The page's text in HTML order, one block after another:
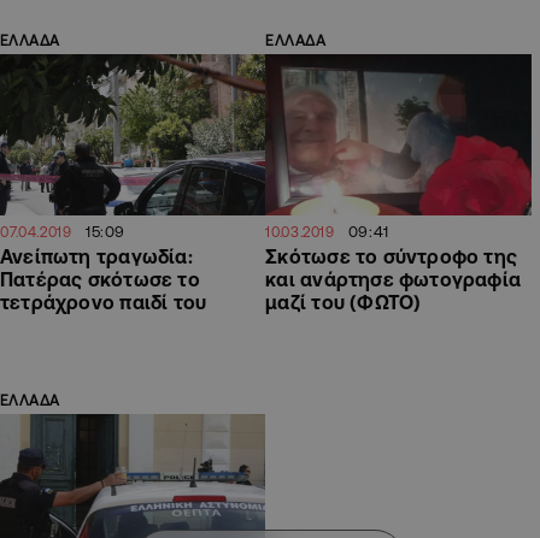
ΕΛΛΑΔΑ
07.04.2019 15:09
Ανείπωτη τραγωδία:
Πατέρας σκότωσε το
τετράχρονο παιδί του
ΕΛΛΑΔΑ
10.03.2019 09:41
Σκότωσε το σύντροφο της
και ανάρτησε φωτογραφία
μαζί του (ΦΩΤΟ)
ΕΛΛΑΔΑ